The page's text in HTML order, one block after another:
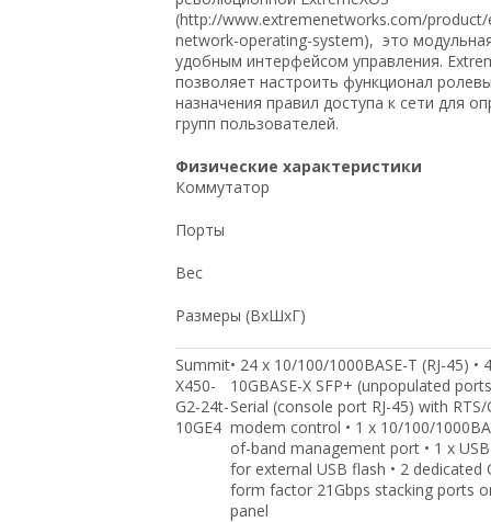
(http://www.extremenetworks.com/
network-operating-system), это
удобным интерфейсом управления.
позволяет настроить функционал
назначения правил доступа к сети для
групп пользователей.
Физические характеристики
Коммутатор
Порты
Вес
Размеры (ВxШxГ)
Summit
X450-
G2-24t-
10GE4
• 24 x 10/100/1000BASE-T (RJ-45) •
10GBASE-X SFP+ (unpopulated
Serial (console port RJ-45) with RTS/
modem control • 1 x 10/100/
of-band management port • 1 x
for external USB flash • 2 dedicated
form factor 21Gbps stacking ports
panel